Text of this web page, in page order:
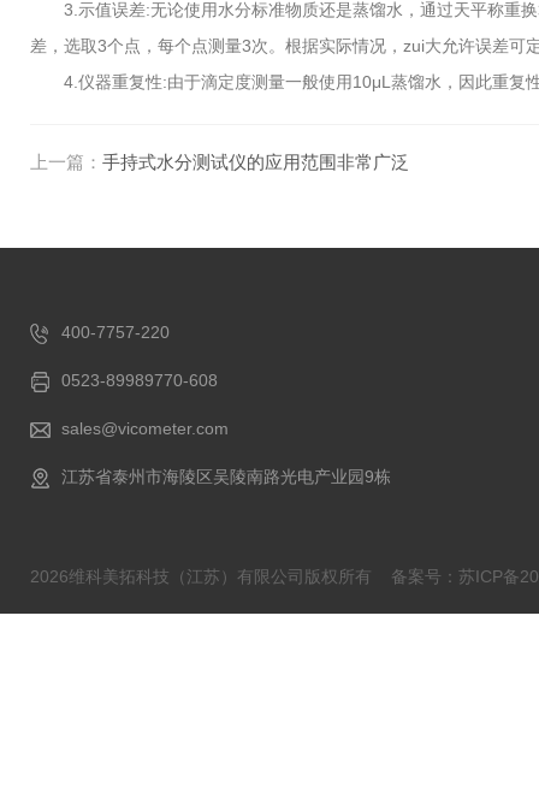
3.示值误差:无论使用水分标准物质还是蒸馏水，通过天平称重换
差，选取3个点，每个点测量3次。根据实际情况，zui大允许误差可
4.仪器重复性:由于滴定度测量一般使用10μL蒸馏水，因此重复
上一篇： 手持式水分测试仪的应用范围非常广泛
400-7757-220
0523-89989770-608
sales@vicometer.com
江苏省泰州市海陵区吴陵南路光电产业园9栋
2026维科美拓科技（江苏）有限公司版权所有 备案号：苏ICP备